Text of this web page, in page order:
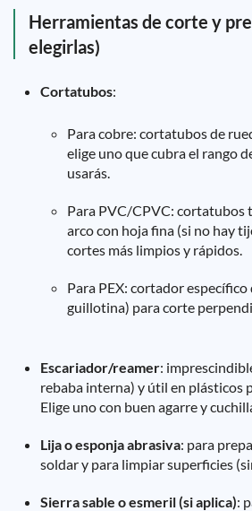
Herramientas de corte y
elegirlas)
Cortatubos:
Para cobre: cortatubos de
elige uno que cubra el rango
usarás.
Para PVC/CPVC: cortatubos
arco con hoja fina (si no hay
cortes más limpios y rápidos.
Para PEX: cortador específico
guillotina) para corte
Escariador/reamer:
rebaba interna) y útil en plásticos
Elige uno con buen agarre y
Lija o esponja abrasiva: para
soldar y para limpiar superficies
Sierra sable o esmeril (si aplica):